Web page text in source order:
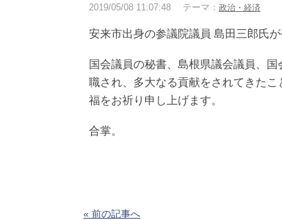
の
位
置:
2019/05/08 11:07:48 テーマ： 政治・経済
安来市出身の参議院議員 島田三郎氏が
国会議員の秘書、島根県議会議員、
職され、多大なる貢献をされてきた
福をお祈り申し上げます。
合掌。
« 前の記事へ